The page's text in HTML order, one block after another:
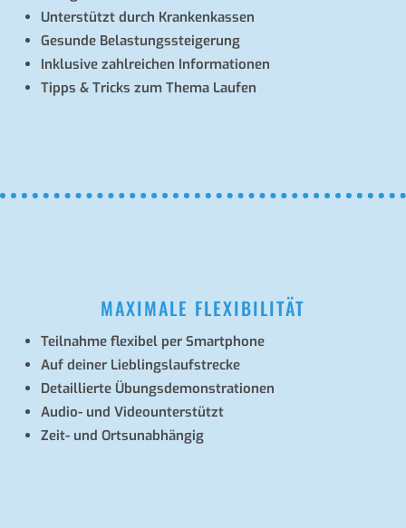
Unter­stützt durch Krankenkassen
Gesunde Belas­tungs­stei­ge­rung
Inklu­sive zahl­rei­chen Informationen
Tipps & Tricks zum Thema Laufen
MAXIMALE FLEXIBILITÄT
Teil­nahme flexi­bel per Smartphone
Auf deiner Lieblingslaufstrecke
Detail­lierte Übungsdemonstrationen
Audio- und Videounterstützt
Zeit- und Ortsunabhängig